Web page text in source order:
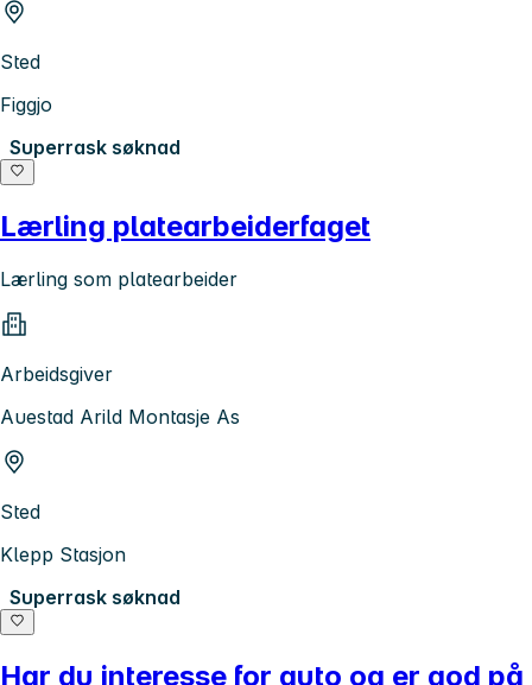
Sted
Figgjo
Superrask søknad
Lærling platearbeiderfaget
Lærling som platearbeider
Arbeidsgiver
Auestad Arild Montasje As
Sted
Klepp Stasjon
Superrask søknad
Har du interesse for auto og er god på